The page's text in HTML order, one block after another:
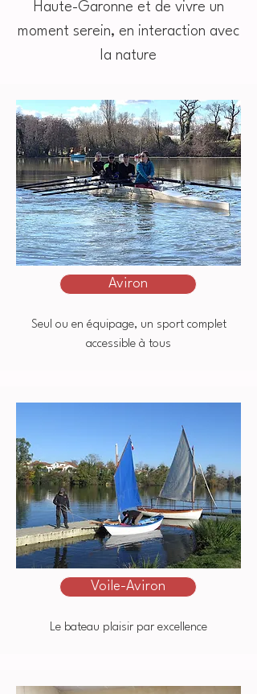
Haute-Garonne et de vivre un
moment serein, en interaction avec
la nature
Aviron
Seul ou en équipage, un sport complet
accessible à tous
Voile-Aviron
Le bateau plaisir par excellence